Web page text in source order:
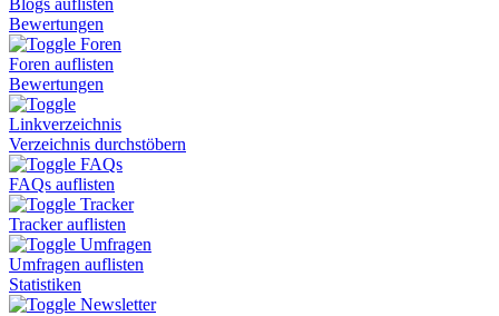
Blogs auflisten
Bewertungen
Foren
Foren auflisten
Bewertungen
Linkverzeichnis
Verzeichnis durchstöbern
FAQs
FAQs auflisten
Tracker
Tracker auflisten
Umfragen
Umfragen auflisten
Statistiken
Newsletter